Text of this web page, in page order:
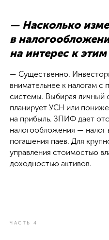
— Насколько
в
на интерес к
— Существенно.
внимательнее к налогам с
системы. Выбирая личный
планирует УСН или
на прибыль. ЗПИФ дает
налогообложения — налог
погашения паев. Для
управления стоимостью
доходностью активов.
ЧАСТЬ 4